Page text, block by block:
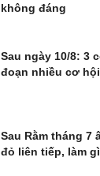
không đáng
Sau ngày 10/8: 3
đoạn nhiều cơ
Sau Rằm tháng 7
đỏ liên tiếp, làm